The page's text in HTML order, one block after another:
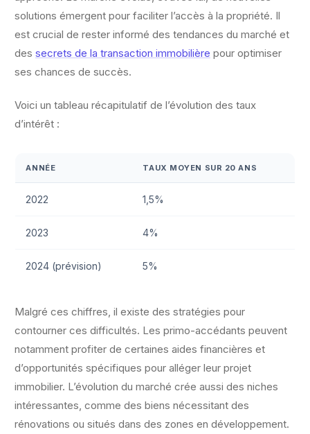
solutions émergent pour faciliter l’accès à la propriété. Il
est crucial de rester informé des tendances du marché et
des secrets de la transaction immobilière pour optimiser
ses chances de succès.
Voici un tableau récapitulatif de l’évolution des taux
d’intérêt :
ANNÉE TAUX MOYEN SUR 20 ANS
2022 1,5%
2023 4%
2024 (prévision) 5%
Malgré ces chiffres, il existe des stratégies pour
contourner ces difficultés. Les primo-accédants peuvent
notamment profiter de certaines aides financières et
d’opportunités spécifiques pour alléger leur projet
immobilier. L’évolution du marché crée aussi des niches
intéressantes, comme des biens nécessitant des
rénovations ou situés dans des zones en développement.